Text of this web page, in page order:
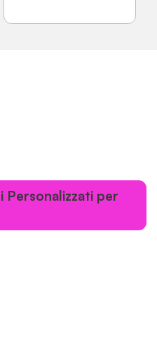
Personalizzati per